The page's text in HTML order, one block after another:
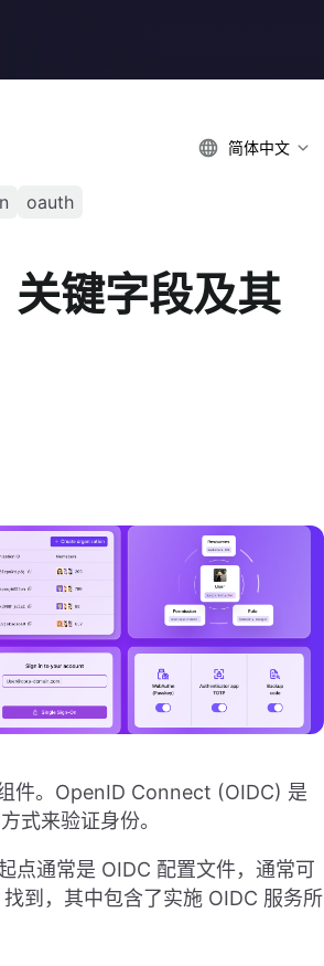
简体中文
oauth
键字段及其
件。OpenID Connect (OIDC) 是
式来验证身份。
点通常是 OIDC 配置文件，通常可
找到，其中包含了实施 OIDC 服务所